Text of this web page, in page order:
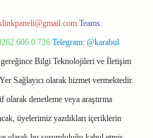
Teams:
606 0 726 Telegram: @karabul
Bilgi Teknolojileri ve İletişim
Sağlayıcı olarak hizmet vermektedir.
denetleme veya araştırma
üyelerimiz yazdıkları içeriklerin